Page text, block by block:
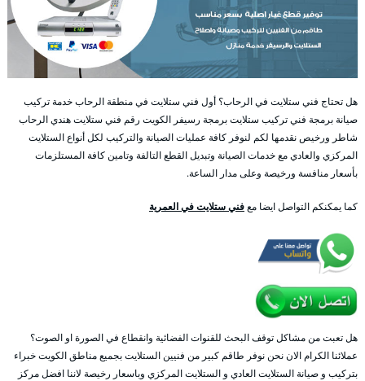
هل تحتاج فني ستلايت في الرحاب؟ أول فني ستلايت في منطقة الرحاب خدمة تركيب
صيانة برمجة فني تركيب ستلايت برمجة رسيفر الكويت رقم فني ستلايت هندي الرحاب
شاطر ورخيص نقدمها لكم لنوفر كافة عمليات الصيانة والتركيب لكل أنواع الستلايت
المركزي والعادي مع خدمات الصيانة وتبديل القطع التالفة وتامين كافة المستلزمات
بأسعار منافسة ورخيصة وعلى مدار الساعة.
كما يمكنكم التواصل ايضا معفني ستلايت في العمرية
هل تعبت من مشاكل توقف البحث للقنوات الفضائية وانقطاع في الصورة او الصوت؟
عملائنا الكرام الان نحن نوفر طاقم كبير من فنيين الستلايت بجميع مناطق الكويت خبراء
بتركيب و صيانة الستلايت العادي و الستلايت المركزي وباسعار رخيصة لاننا افضل مركز